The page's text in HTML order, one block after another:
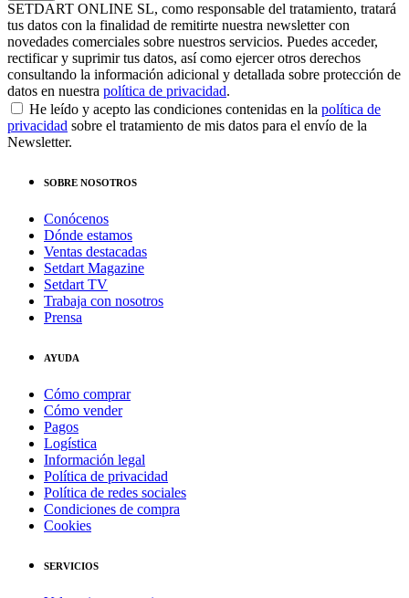
SETDART ONLINE SL, como responsable del tratamiento, tratará
tus datos con la finalidad de remitirte nuestra newsletter con
novedades comerciales sobre nuestros servicios. Puedes acceder,
rectificar y suprimir tus datos, así como ejercer otros derechos
consultando la información adicional y detallada sobre protección de
datos en nuestra política de privacidad.
He leído y acepto las condiciones contenidas en la política de
privacidad sobre el tratamiento de mis datos para el envío de la
Newsletter.
SOBRE NOSOTROS
Conócenos
Dónde estamos
Ventas destacadas
Setdart Magazine
Setdart TV
Trabaja con nosotros
Prensa
AYUDA
Cómo comprar
Cómo vender
Pagos
Logística
Información legal
Política de privacidad
Política de redes sociales
Condiciones de compra
Cookies
SERVICIOS